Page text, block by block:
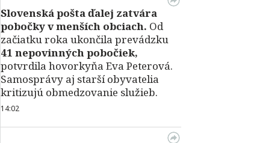
Slovenská pošta ďalej zatvára
pobočky v menších obciach. Od
začiatku roka ukončila prevádzku
41 nepovinných pobočiek,
potvrdila hovorkyňa Eva Peterová.
Samosprávy aj starší obyvatelia
kritizujú obmedzovanie služieb.
14:02